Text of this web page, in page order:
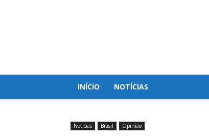
INÍCIO NOTÍCIAS
Notícias Brasil Opinião